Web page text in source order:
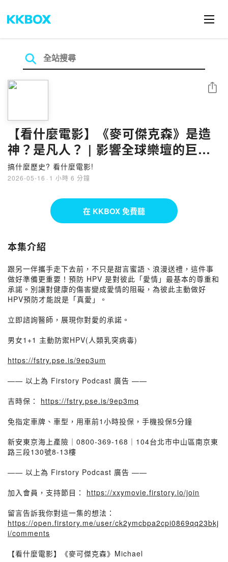
【看什麼電影】《麥可傑克森》是造
神？是凡人？ | 影響全球樂壇的巨星
故事，該拍的都有拍？不該拍的都沒
有拍？ | 瘋狂粉絲的尖叫 VS 毒舌影
評？ | feat. 麥嫂
搞什麼歷史? 看什麼電影!
2026-05-16 · 1 小時 6 分鐘
分享
在 KKBOX 免費聽
本集介紹
跟另一伴攜手走下去前，不只是甜言蜜語、浪漫送禮，這件事
做好準備更重要！預防 HPV 是對彼此「愛情」最基本的尊重和
承諾。別讓對健康的傷害變成愛情的阻礙，為彼此主動做好
HPV預防才能說是「真愛」。
立即諮詢醫師，展現你對愛的承諾。
男女1+1 主動防禦HPV(人類乳突病毒)
https://fstry.pse.is/9ep3um
—— 以上為 Firstory Podcast 廣告 ——
吉時保： https://fstry.pse.is/9ep3mq
免指定車牌、車型，用車前1小時投保，手機投保5分鐘
新安東京海上產險｜0800-369-168｜104台北市中山區南京東
路三段130號8-13樓
—— 以上為 Firstory Podcast 廣告 ——
加入會員，支持節目： https://xxymovie.firstory.io/join
留言告訴我你對這一集的想法：
https://open.firstory.me/user/ck2ymcbpa2cpi0869qq23bkj
i/comments
【看什麼電影】《麥可傑克森》Michael